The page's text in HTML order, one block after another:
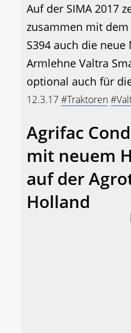
Auf der SIMA 2017
zusammen mit
S394 auch die
Armlehne Valtra
optional auch für
12.3.17#Traktoren
Agrifac
mit neuem
auf der
Holland